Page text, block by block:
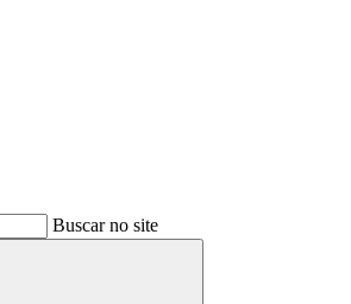
Buscar no site